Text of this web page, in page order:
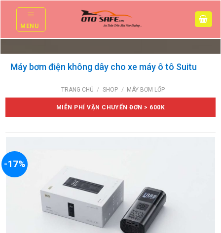
contentMENU
Máy bơm điện không dây cho xe máy ô tô Suitu
TRANG CHỦ / SHOP / MÁY BƠM LỐP
MIỄN PHÍ VẬN CHUYỂN ĐƠN > 600K
-17%